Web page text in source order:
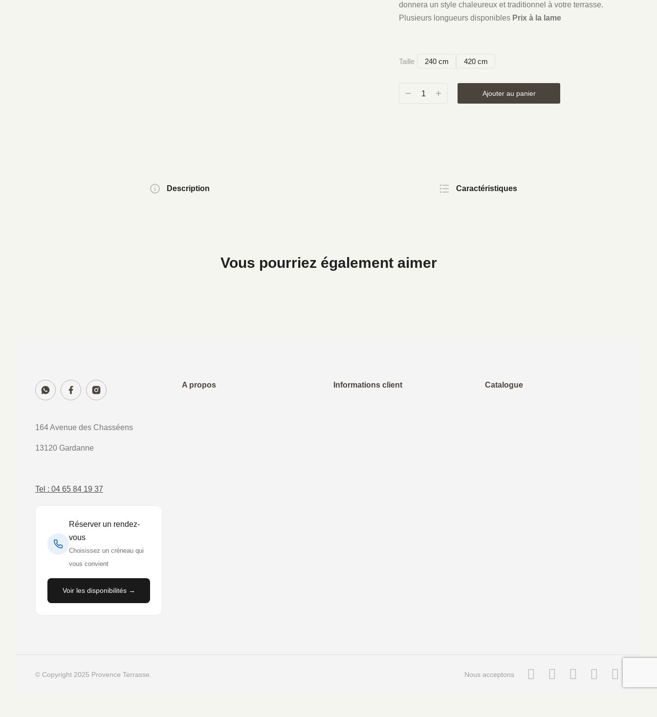
donnera un style chaleureux et traditionnel à votre terrasse.
Plusieurs longueurs disponibles Prix à la lame
Taille 240 cm 420 cm
Ajouter au panier
Description Caractéristiques
Vous pourriez également aimer
164 Avenue des Chasséens
13120 Gardanne
Tel : 04 65 84 19 37
Réserver un rendez-
vous
Choisissez un créneau qui
vous convient
Voir les disponibilités →
A propos Informations client Catalogue
© Copyright 2025 Provence Terrasse. Nous acceptons